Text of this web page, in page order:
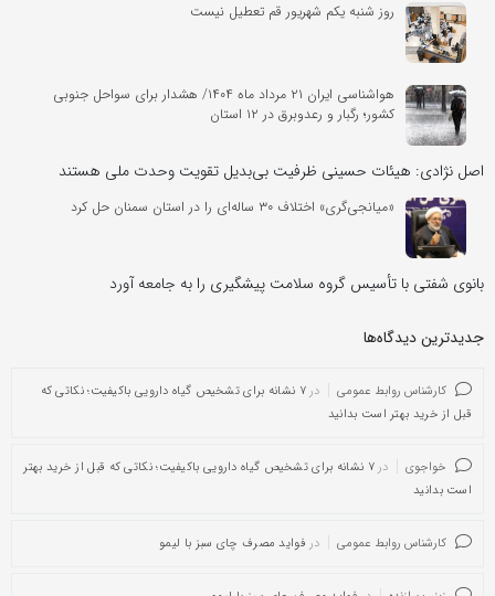
روز شنبه یکم شهریور قم تعطیل نیست
هواشناسی ایران ۲۱ مرداد ماه ۱۴۰۴/ هشدار برای سواحل جنوبی
کشور؛ رگبار و رعدوبرق در ۱۲ استان
اصل نژادی: هیئات حسینی ظرفیت بی‌بدیل تقویت وحدت ملی هستند
«میانجی‌گری» اختلاف ۳۰ ساله‌ای را در استان سمنان حل کرد
بانوی شفتی با تأسیس گروه سلامت پیشگیری را به جامعه آورد
جدیدترین دیدگاه‌‌ها
کارشناس روابط عمومی در
۷ نشانه برای تشخیص گیاه دارویی باکیفیت؛ نکاتی که
قبل از خرید بهتر است بدانید
خواجوی در
۷ نشانه برای تشخیص گیاه دارویی باکیفیت؛ نکاتی که قبل از خرید بهتر
است بدانید
کارشناس روابط عمومی در فواید مصرف چای سبز با لیمو